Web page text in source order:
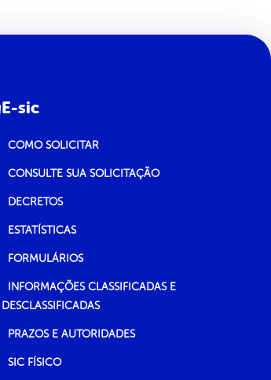
E-sic
COMO SOLICITAR
CONSULTE SUA SOLICITAÇÃO
DECRETOS
ESTATÍSTICAS
FORMULÁRIOS
INFORMAÇÕES CLASSIFICADAS E
DESCLASSIFICADAS
PRAZOS E AUTORIDADES
SIC FÍSICO